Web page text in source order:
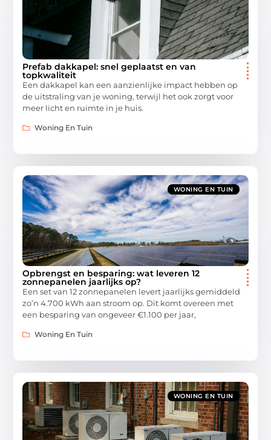
Prefab dakkapel: snel geplaatst en van
topkwaliteit
Een dakkapel kan een aanzienlijke impact hebben op
de uitstraling van je woning, terwijl het ook zorgt voor
meer licht en ruimte in je huis.
Woning En Tuin
WONING EN TUIN
Opbrengst en besparing: wat leveren 12
zonnepanelen jaarlijks op?
Een set van 12 zonnepanelen levert jaarlijks gemiddeld
zo’n 4.700 kWh aan stroom op. Dit komt overeen met
een besparing van ongeveer €1.100 per jaar,
Woning En Tuin
WONING EN TUIN